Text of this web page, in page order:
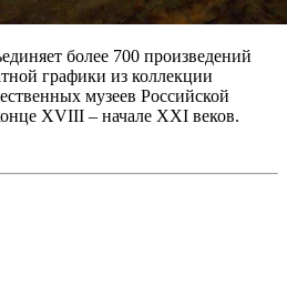
более 700 произведений
графики из коллекции
музеев Российской
XVIII – начале XXI веков.